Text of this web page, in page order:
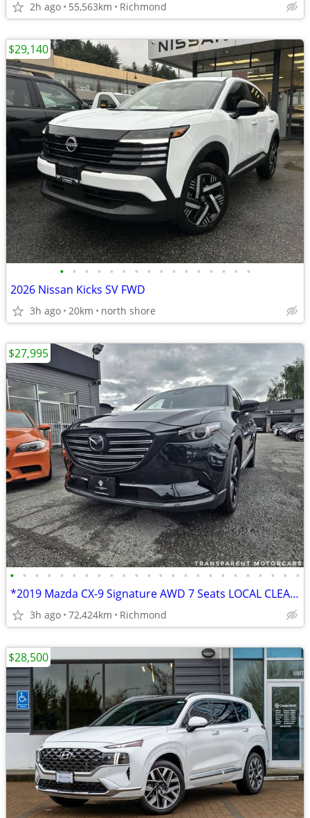
2h ago 55,563km Richmond
• • • • • • • • • • • • • • • •
2026 Nissan Kicks SV FWD
3h ago 20km north shore
$29,140
• • • • • • • • • • • • • • • • • • • • • • • •
*2019 Mazda CX‑9 Signature AWD 7 Seats LOCAL CLEAN TITLE*
3h ago 72,424km Richmond
$27,995
$28,500